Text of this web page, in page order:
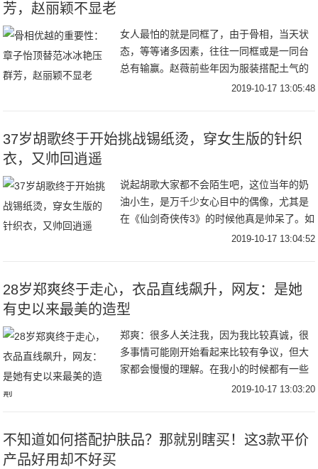
芳，赵丽颖不显老
女人最怕的就是同框了，由于骨相，当天状
态，等等诸多因素，往往一同框或是一同台
总有输赢。赵薇前些年因为服装搭配土气的
问题，整个人都失去了小燕子时期的耀眼，
2019-10-17 13:05:48
37岁胡歌终于开始挑战锡纸烫，穿女生版的针织
衣，又帅回逍遥
说起胡歌大家都不会陌生吧，这位当年的奶
油小生，是万千少女心目中的偶像，尤其是
在《仙剑奇侠传3》的时候他真是帅呆了。如
今男神还是男神，胡歌经过岁月的洗礼，也
2019-10-17 13:04:52
28岁郑爽终于走心，衣品直线飙升，网友：是她
有史以来最美的造型
郑爽：很多人关注我，因为我比较真诚，很
多事情可能刚开始看起来比较有争议，但大
家都会慢慢的理解。在我小的时候都有一些
想说不敢说的话，现在就会觉得有的时候要
2019-10-17 13:03:20
不知道如何搭配护肤品？那就别瞎买！这3款平价
产品好用却不好买